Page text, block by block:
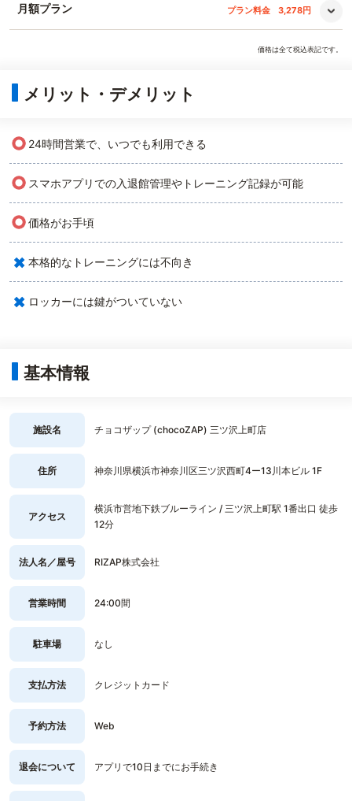
月額プラン プラン料金 3,278円
価格は全て税込表記です。
メリット・デメリット
○ 24時間営業で、いつでも利用できる
○ スマホアプリでの入退館管理やトレーニング記録が可能
○価格がお手頃
× 本格的なトレーニングには不向き
× ロッカーには鍵がついていない
基本情報
施設名 チョコザップ (chocoZAP) 三ツ沢上町店
住所 神奈川県横浜市神奈川区三ツ沢西町4ー13川本ビル 1F
アクセス
横浜市営地下鉄ブルーライン / 三ツ沢上町駅 1番出口 徒歩
12分
法人名／屋号 RIZAP株式会社
営業時間 24:00間
駐車場 なし
支払方法 クレジットカード
予約方法 Web
退会について アプリで10日までにお手続き